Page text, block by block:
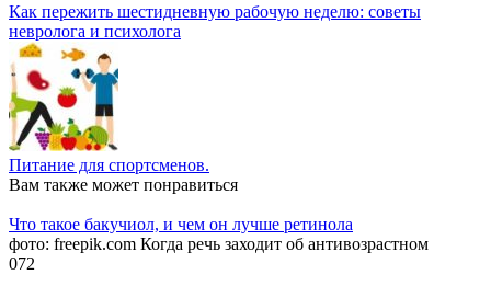
Как пережить шестидневную рабочую неделю: советы
невролога и психолога
Питание для спортсменов.
Вам также может понравиться
Что такое бакучиол, и чем он лучше ретинола
фото: freepik.com Когда речь заходит об антивозрастном
072